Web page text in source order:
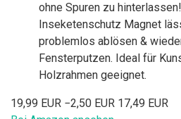
ohne Spuren zu
Inseketenschutz Magnet
problemlos ablösen &
Fensterputzen. Ideal für
Holzrahmen geeignet.
19,99 EUR −2,50 EUR 17,49 EUR